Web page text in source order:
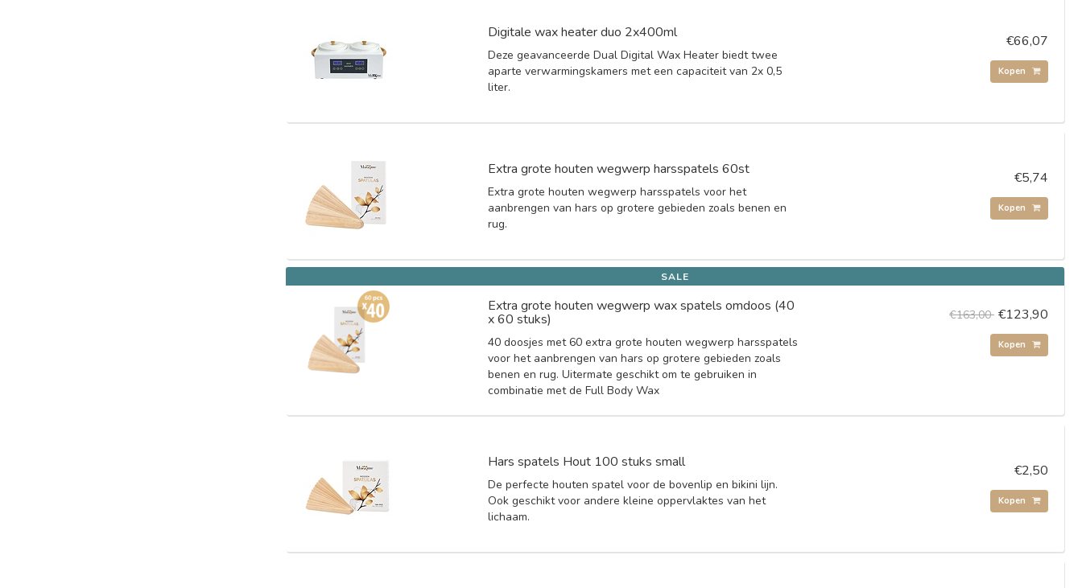
Digitale wax heater duo 2x400ml
Deze geavanceerde Dual Digital Wax Heater biedt twee
aparte verwarmingskamers met een capaciteit van 2x 0,5
liter.
€66,07
Kopen
Extra grote houten wegwerp harsspatels 60st
Extra grote houten wegwerp harsspatels voor het
aanbrengen van hars op grotere gebieden zoals benen en
rug.
€5,74
Kopen
SALE
Extra grote houten wegwerp wax spatels omdoos (40
x 60 stuks)
40 doosjes met 60 extra grote houten wegwerp harsspatels
voor het aanbrengen van hars op grotere gebieden zoals
benen en rug. Uitermate geschikt om te gebruiken in
combinatie met de Full Body Wax
€163,00 €123,90
Kopen
Hars spatels Hout 100 stuks small
De perfecte houten spatel voor de bovenlip en bikini lijn.
Ook geschikt voor andere kleine oppervlaktes van het
lichaam.
€2,50
Kopen